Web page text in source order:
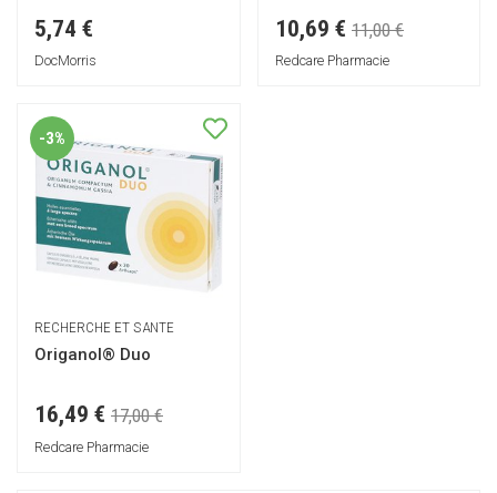
5,74 €
DocMorris
10,69 € 11,00 €
Redcare Pharmacie
-3%
RECHERCHE ET SANTE
Origanol® Duo
16,49 € 17,00 €
Redcare Pharmacie